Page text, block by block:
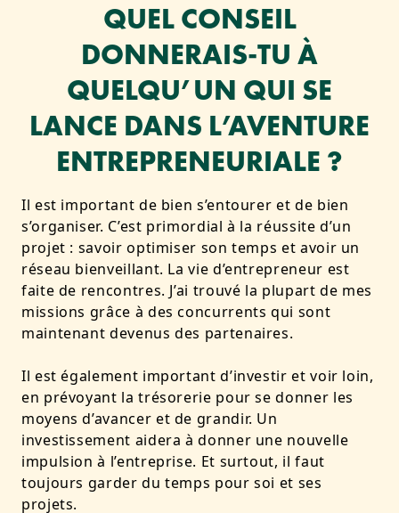
QUEL CONSEIL
DONNERAIS-TU À
QUELQU’UN QUI SE
LANCE DANS L’AVENTURE
ENTREPRENEURIALE ?
Il est important de bien s’entourer et de bien
s’organiser. C’est primordial à la réussite d’un
projet : savoir optimiser son temps et avoir un
réseau bienveillant. La vie d’entrepreneur est
faite de rencontres. J’ai trouvé la plupart de mes
missions grâce à des concurrents qui sont
maintenant devenus des partenaires.
Il est également important d’investir et voir loin,
en prévoyant la trésorerie pour se donner les
moyens d’avancer et de grandir. Un
investissement aidera à donner une nouvelle
impulsion à l’entreprise. Et surtout, il faut
toujours garder du temps pour soi et ses
projets.